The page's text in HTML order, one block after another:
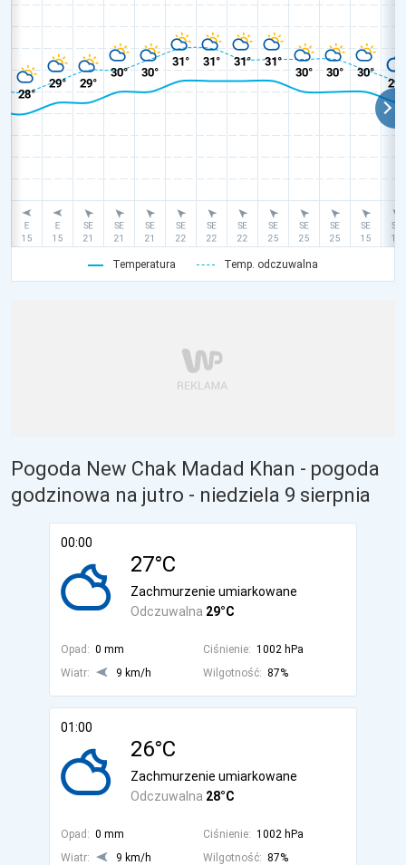
Temperatura Temp. odczuwalna
Pogoda New Chak Madad Khan - pogoda
godzinowa na jutro - niedziela 9 sierpnia
00:00
27°C
Odczuwalna 29°C
Zachmurzenie umiarkowane
Opad: 0 mm Ciśnienie: 1002 hPa
Wiatr:
9 km/h Wilgotność: 87%
01:00
26°C
Odczuwalna 28°C
Zachmurzenie umiarkowane
Opad: 0 mm Ciśnienie: 1002 hPa
Wiatr:
9 km/h Wilgotność: 87%